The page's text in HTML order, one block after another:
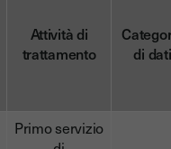
Attività di
trattamento
di dati
Primo servizio